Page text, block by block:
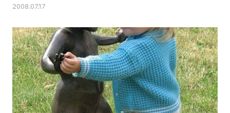
2008.07.17